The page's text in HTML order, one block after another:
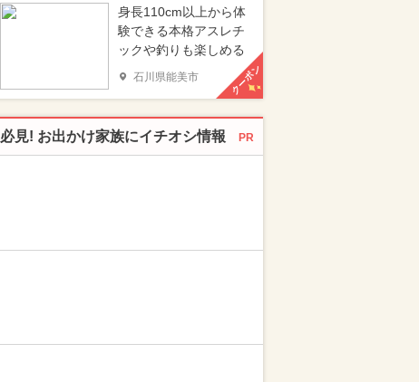
身長110cm以上から体
験できる本格アスレチ
ックや釣りも楽しめる
石川県能美市 クーポン
必見! お出かけ家族にイチオシ情報 PR